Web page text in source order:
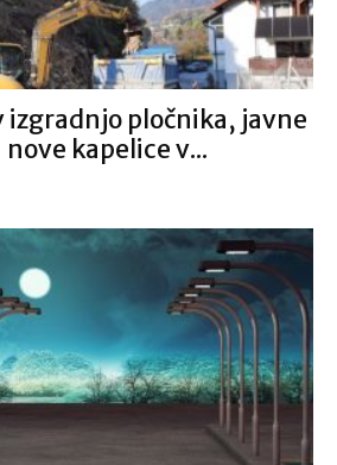
izgradnjo pločnika, javne
kapelice v...